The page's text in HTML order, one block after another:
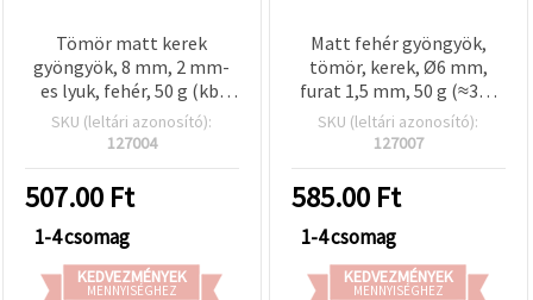
Tömör matt kerek
gyöngyök, 8 mm, 2 mm-
es lyuk, fehér, 50 g (kb.
170 db)
SKU (leltári azonosító):
127004
507.00 Ft
1-4 csomag
KEDVEZMÉNYEK
MENNYISÉGHEZ
Matt fehér gyöngyök,
tömör, kerek, Ø6 mm,
furat 1,5 mm, 50 g (≈380
db) – ékszerkészítéshez,
karkötőkhöz,
dekorációhoz és hobbi DIY
projektekhez
SKU (leltári azonosító):
127007
585.00 Ft
1-4 csomag
KEDVEZMÉNYEK
MENNYISÉGHEZ